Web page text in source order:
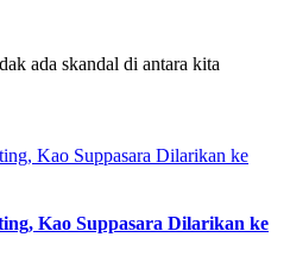
ada skandal di antara kita
Kao Suppasara Dilarikan ke